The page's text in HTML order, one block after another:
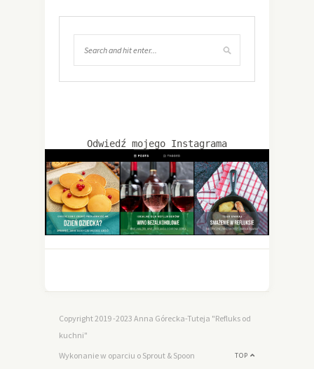
Odwiedź mojego Instagrama
Copyright 2019 -2023 Anna Górecka-Tuteja "Refluks od
kuchni"
TOP
Wykonanie w oparciu o Sprout & Spoon